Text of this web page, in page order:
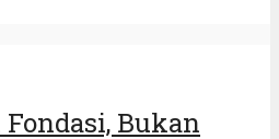
Bukan